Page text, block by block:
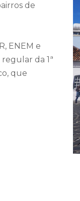
de
ENEM e
da 1ª
que